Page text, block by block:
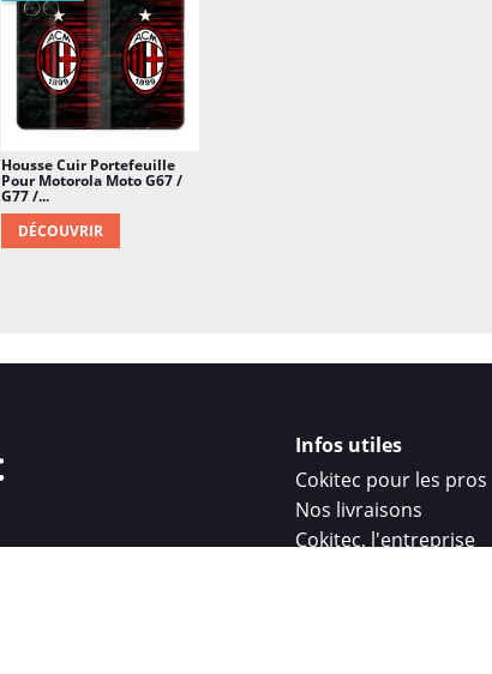
Housse Cuir Portefeuille
Pour Motorola Moto G67 /
G77 /...
DÉCOUVRIR
Infos utiles
Cokitec pour les pros
Nos livraisons
Cokitec, l'entreprise